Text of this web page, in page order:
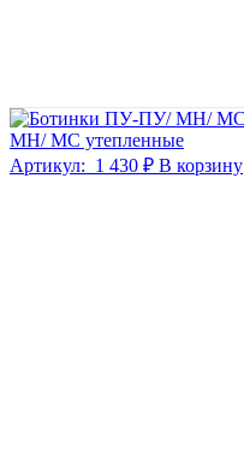
МН/ МС утепленные
Артикул: 1 430 ₽ В корзину